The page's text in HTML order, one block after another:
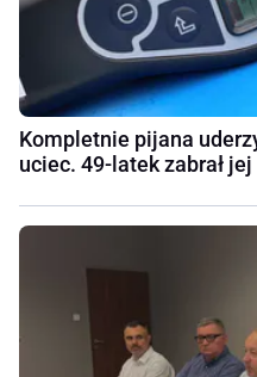
Kompletnie pijana
uciec. 49-latek zabrał